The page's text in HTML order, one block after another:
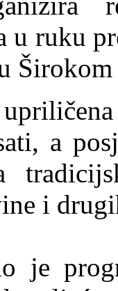
u ruku
a
i
je